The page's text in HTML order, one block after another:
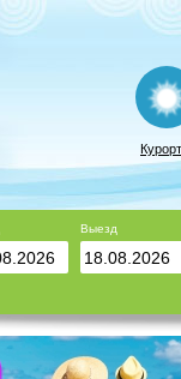
Выезд